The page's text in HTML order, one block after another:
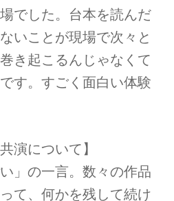
でした。台本を読んだ
いことが現場で次々と
き起こるんじゃなくて
す。すごく面白い体験
演について】
」の一言。数々の作品
て、何かを残して続け